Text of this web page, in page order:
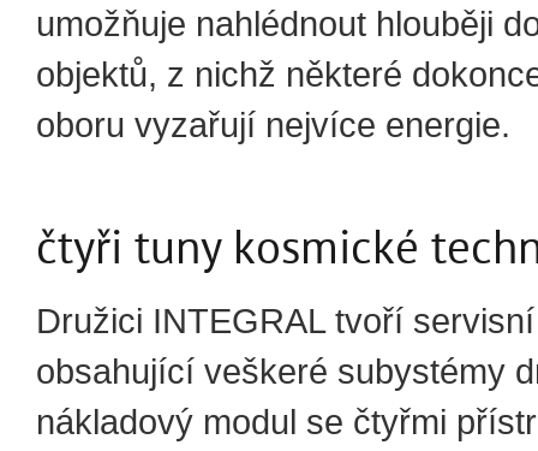
umožňuje nahlédnout hlouběji
objektů, z nichž některé
oboru vyzařují nejvíce energie.
čtyři tuny kosmické
Družici INTEGRAL tvoří
obsahující veškeré subystémy
nákladový modul se čtyřmi